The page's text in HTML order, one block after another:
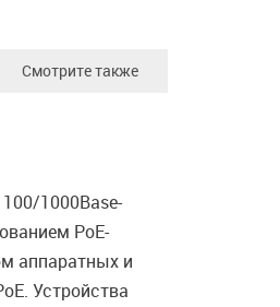
Смотрите также
1000Base-
PoE-
аппаратных и
Устройства